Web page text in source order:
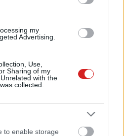
my
Advertising.
Use,
Sharing of my
with the
collected.
to enable storage
pincérek
hogy hová viheted a
11:02
az éttermeket a
07:00